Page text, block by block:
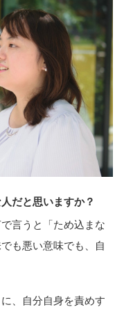
だと思いますか？
言うと「ため込まな
も悪い意味でも、自
、自分自身を責めす